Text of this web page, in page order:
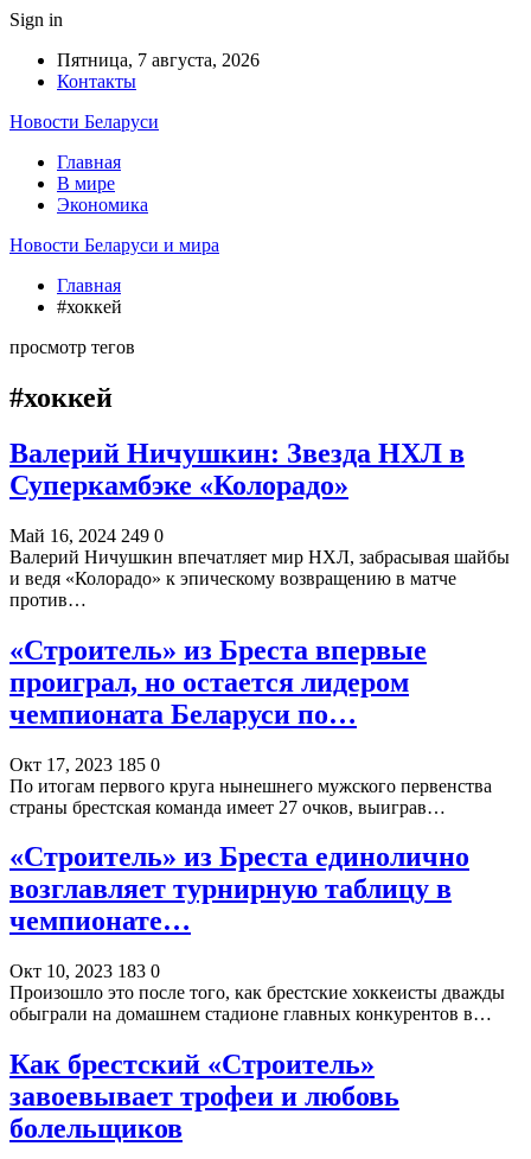
Sign in
Пятница, 7 августа, 2026
Контакты
Новости Беларуси
Главная
В мире
Экономика
Новости Беларуси и мира
Главная
#хоккей
просмотр тегов
#хоккей
Валерий Ничушкин: Звезда НХЛ в
Суперкамбэке «Колорадо»
Май 16, 2024 249 0
Валерий Ничушкин впечатляет мир НХЛ, забрасывая шайбы
и ведя «Колорадо» к эпическому возвращению в матче
против…
«Строитель» из Бреста впервые
проиграл, но остается лидером
чемпионата Беларуси по…
Окт 17, 2023 185 0
По итогам первого круга нынешнего мужского первенства
страны брестская команда имеет 27 очков, выиграв…
«Строитель» из Бреста единолично
возглавляет турнирную таблицу в
чемпионате…
Окт 10, 2023 183 0
Произошло это после того, как брестские хоккеисты дважды
обыграли на домашнем стадионе главных конкурентов в…
Как брестский «Строитель»
завоевывает трофеи и любовь
болельщиков